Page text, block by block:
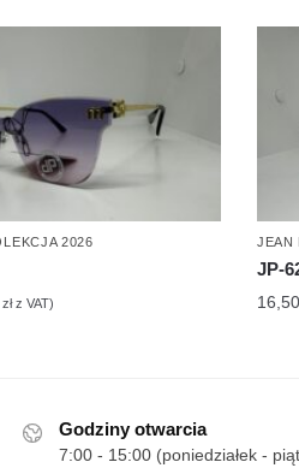
2026
złz VAT)
JEAN
JP-
16,50
Godziny otwarcia
7:00 - 15:00 (poniedziałek -